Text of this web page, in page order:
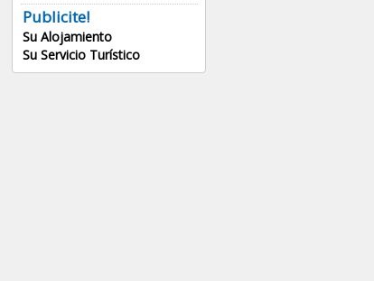
Publicite!
Su Alojamiento
Su Servicio Turístico